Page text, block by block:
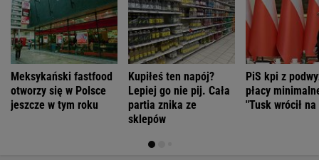
Meksykański fastfood
otworzy się w Polsce
jeszcze w tym roku
Kupiłeś ten napój?
Lepiej go nie pij. Cała
partia znika ze
sklepów
PiS kpi z
płacy
"Tusk wrócił na